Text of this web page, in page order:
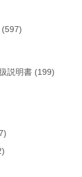
(597)
説明書 (199)